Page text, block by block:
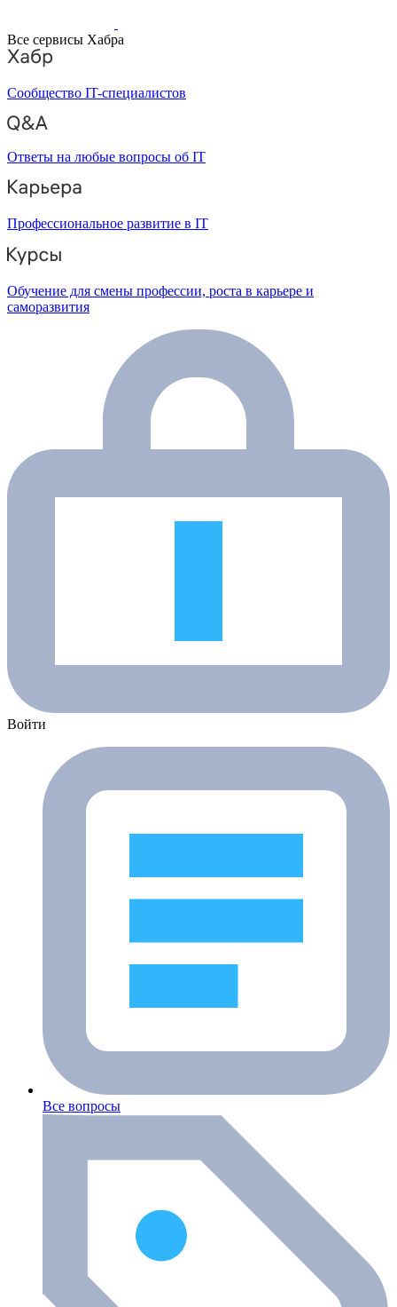
Все сервисы Хабра
Сообщество IT-специалистов
Ответы на любые вопросы об IT
Профессиональное развитие в IT
Обучение для смены профессии, роста в карьере и
саморазвития
Войти
Все вопросы